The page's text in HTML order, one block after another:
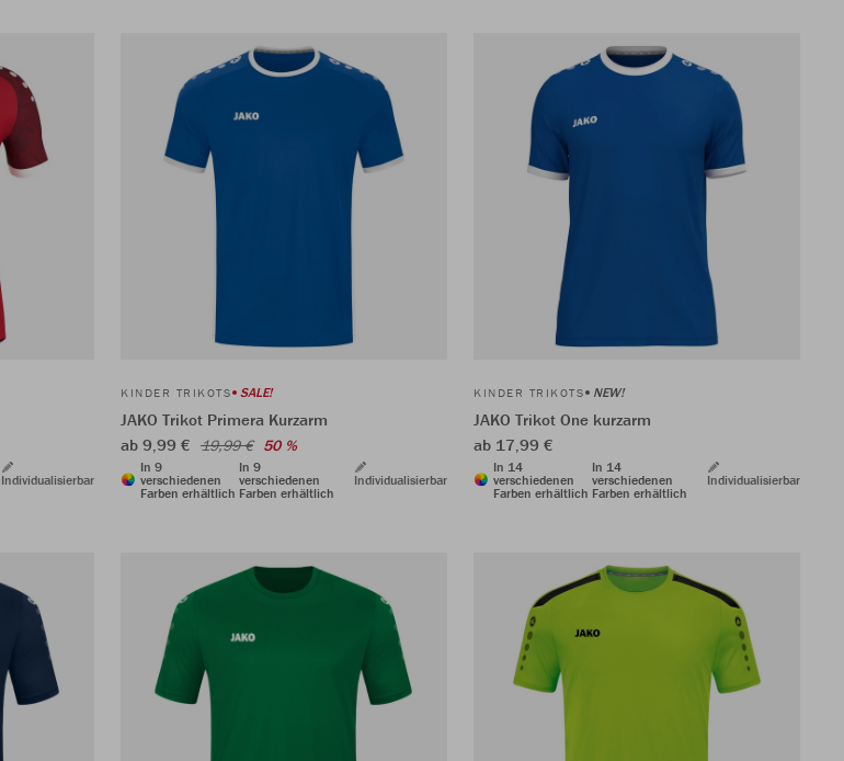
Individualisierbar
KINDER TRIKOTS SALE!
JAKO Trikot Primera Kurzarm
ab 9,99 € 19,99 € 50 %
In 9
verschiedenen
Farben erhältlich
In 9
verschiedenen
Farben erhältlich
Individualisierbar
KINDER TRIKOTS NEW!
JAKO Trikot One kurzarm
ab 17,99 €
In 14
verschiedenen
Farben erhältlich
In 14
verschiedenen
Farben erhältlich
Individualisierbar